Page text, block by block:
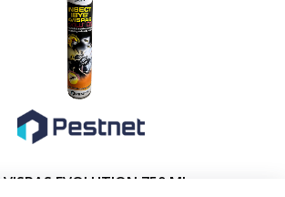
EVOLUTION 750 ML